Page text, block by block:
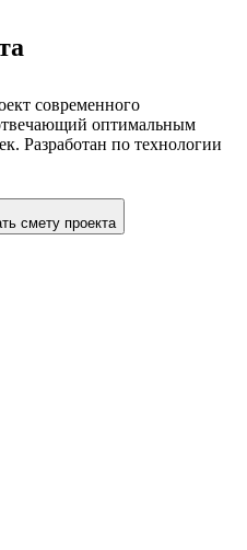
современного
оптимальным
Разработан по технологии
смету проекта